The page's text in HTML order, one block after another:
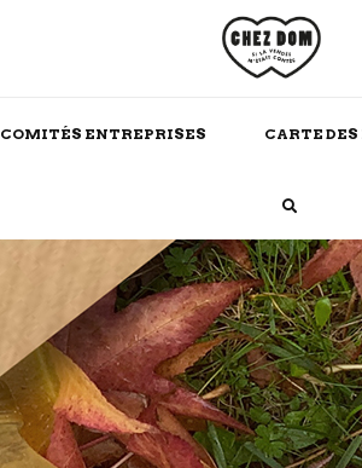
Boissons Chaudes
Alcool
COMITÉS ENTREPRISES CARTE